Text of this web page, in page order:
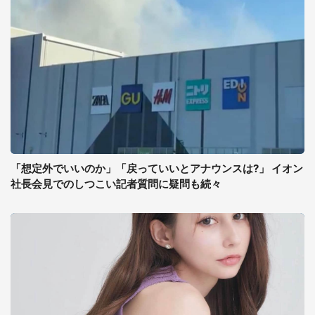
「想定外でいいのか」「戻っていいとアナウンスは?」 イオン
社長会見でのしつこい記者質問に疑問も続々